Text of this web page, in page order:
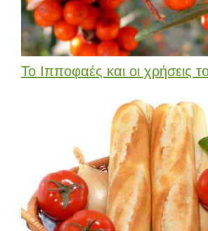
Το Ιπποφαές και οι χρήσεις